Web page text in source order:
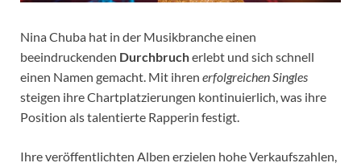
Nina Chuba hat in der Musikbranche einen
beeindruckenden Durchbrucherlebt und sich schnell
einen Namen gemacht. Mit ihren erfolgreichen Singles
steigen ihre Chartplatzierungen kontinuierlich, was ihre
Position als talentierte Rapperin festigt.
Ihre veröffentlichten Alben erzielen hohe Verkaufszahlen,